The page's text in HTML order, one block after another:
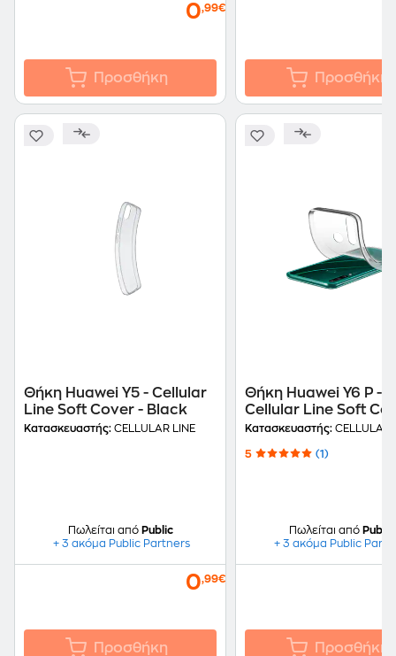
0,99€
Προσθήκη Προσθήκη
Θήκη Huawei Y5 - Cellular
Line Soft Cover - Black
Κατασκευαστής: CELLULAR LINE
Πωλείται από Public
+ 3 ακόμα Public Partners
0,99€
Προσθήκη
Θήκη Huawei Y6 P -
Cellular Line Soft
Transparent
Κατασκευαστής: CELLULAR
5 (1)
Πωλείται από Public
+ 3 ακόμα Public
Προσθήκη